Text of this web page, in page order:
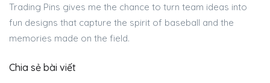
Trading Pins gives me the chance to turn team ideas into
fun designs that capture the spirit of baseball and the
memories made on the field.
Chia sẻ bài viết